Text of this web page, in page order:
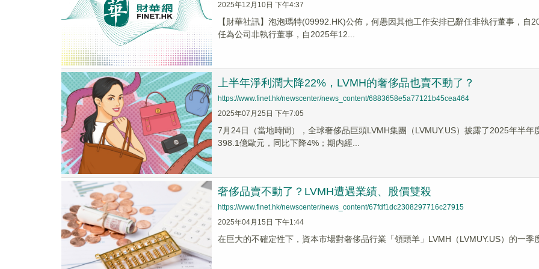
2025年12月10日 下午4:37
【財華社訊】泡泡瑪特(09992.HK)公佈，何愚因其他工作安排已辭任非執行董事，
任為公司非執行董事，自2025年12...
上半年淨利潤大降22%，LVMH的奢侈品也賣不動了？
https://www.finet.hk/newscenter/news_content/6883658e5a77121b45cea464
2025年07月25日 下午7:05
7月24日（當地時間），全球奢侈品巨頭LVMH集團（LVMUY.US）披露了2025年半
398.1億歐元，同比下降4%；期内經...
奢侈品賣不動了？LVMH遭遇業績、股價雙殺
https://www.finet.hk/newscenter/news_content/67fdf1dc2308297716c27915
2025年04月15日 下午1:44
在巨大的不確定性下，資本市場對奢侈品行業「領頭羊」LVMH（LVMUY.US）的一季